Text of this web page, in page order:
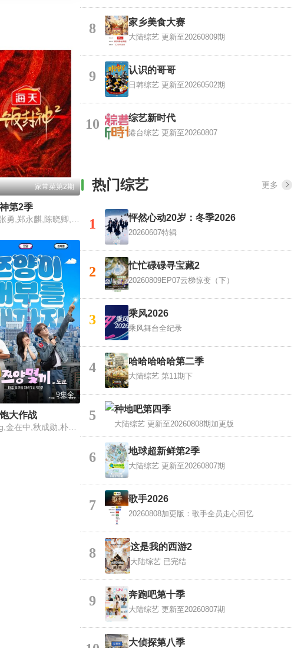
家常菜第2期
第2季
9集全
大作战
Tzuyang,金在中,秋成勋,朴明秀,郑俊河,崔洪万,金光奎
8 家乡美食大赛
大陆综艺 更新至20260809期
9 认识的哥哥
日韩综艺 更新至20260502期
10 综艺新时代
港台综艺 更新至20260807
热门综艺 更多
1 怦然心动20岁：冬季2026
20260607特辑
2 忙忙碌碌寻宝藏2
20260809EP07云梯惊变（下）
3 乘风2026
乘风舞台全纪录
4 哈哈哈哈哈第二季
大陆综艺 第11期下
5 种地吧第四季
大陆综艺 更新至20260808期加更版
6 地球超新鲜第2季
大陆综艺 更新至20260807期
7 歌手2026
20260808加更版：歌手全员走心回忆
8 这是我的西游2
大陆综艺 已完结
9 奔跑吧第十季
大陆综艺 更新至20260807期
大侦探第八季